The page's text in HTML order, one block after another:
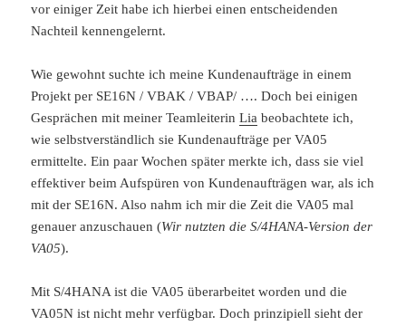
vor einiger Zeit habe ich hierbei einen entscheidenden
Nachteil kennengelernt.
Wie gewohnt suchte ich meine Kundenaufträge in einem
Projekt per SE16N / VBAK / VBAP/ …. Doch bei einigen
Gesprächen mit meiner TeamleiterinLia beobachtete ich,
wie selbstverständlich sie Kundenaufträge per VA05
ermittelte. Ein paar Wochen später merkte ich, dass sie viel
effektiver beim Aufspüren von Kundenaufträgen war, als ich
mit der SE16N. Also nahm ich mir die Zeit die VA05 mal
genauer anzuschauen (Wir nutzten die S/4HANA-Version der
VA05).
Mit S/4HANA ist die VA05 überarbeitet worden und die
VA05N ist nicht mehr verfügbar. Doch prinzipiell sieht der